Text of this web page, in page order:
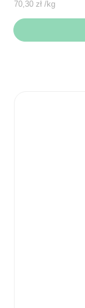
70,30zł /kg